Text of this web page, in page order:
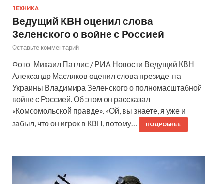
ТЕХНИКА
Ведущий КВН оценил слова
Зеленского о войне с Россией
Оставьте комментарий
Фото: Михаил Патлис / РИА Новости Ведущий КВН
Александр Масляков оценил слова президента
Украины Владимира Зеленского о полномасштабной
войне с Россией. Об этом он рассказал
«Комсомольской правде». «Ой, вы знаете, я уже и
забыл, что он игрок в КВН, потому…
ПОДРОБНЕЕ